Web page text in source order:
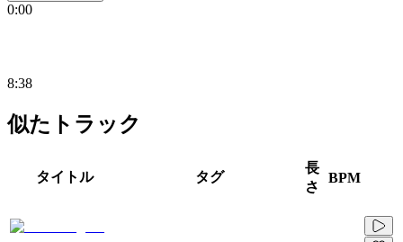
0:00
8:38
似たトラック
タイトル タグ
長
さ
BPM